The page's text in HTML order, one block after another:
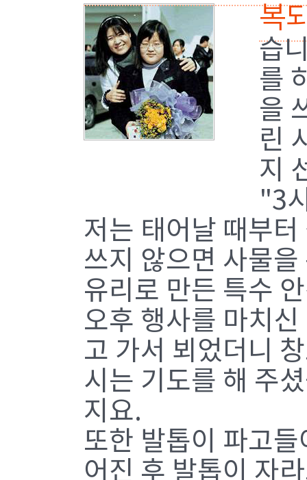
복
습
를
을
린
지
"3
저는 태어날 때부
쓰지 않으면 사물
유리로 만든 특수
오후 행사를 마치
고 가서 뵈었더니
시는 기도를 해 주
지요.
또한 발톱이 파고
어진 후 발톱이 자